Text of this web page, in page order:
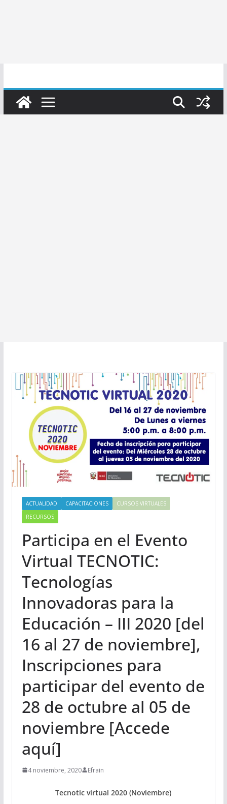
ACTUALIDAD CAPACITACIONES
CURSOS VIRTUALES
RECURSOS
Participa en el Evento
Virtual TECNOTIC:
Tecnologías
Innovadoras para la
Educación – III 2020 [del
16 al 27 de noviembre],
Inscripciones para
participar del evento de
28 de octubre al 05 de
noviembre [Accede
aquí]
4 noviembre, 2020 Efrain
Tecnotic virtual 2020 (Noviembre)